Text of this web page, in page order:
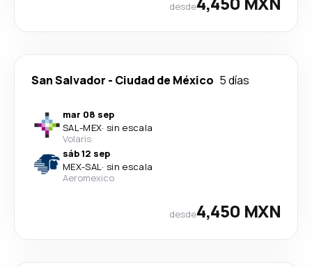
desde
San Salvador - Ciudad de México 5 días
mar 08 sep
SAL-MEX· sin escala
Volaris
sáb 12 sep
MEX-SAL· sin escala
Aeromexico
desde4,450 MXN